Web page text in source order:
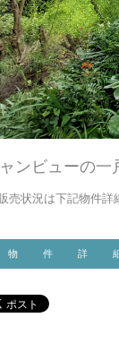
ンビューの一
売状況は下記物件詳
物 件 詳